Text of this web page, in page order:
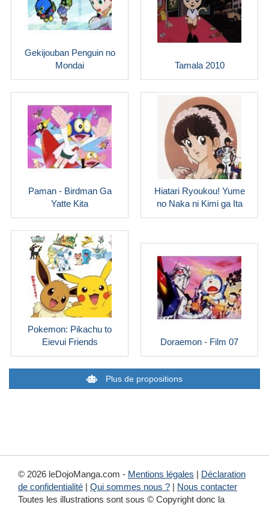
Gekijouban Penguin no
Mondai
Tamala 2010
Paman - Birdman Ga
Yatte Kita
Hiatari Ryoukou! Yume
no Naka ni Kimi ga Ita
Pokemon: Pikachu to
Eievui Friends
Doraemon - Film 07
Plus de propositions
© 2026 leDojoManga.com - Mentions légales | Déclaration
de confidentialité | Qui sommes nous ? | Nous contacter
Toutes les illustrations sont sous © Copyright donc la